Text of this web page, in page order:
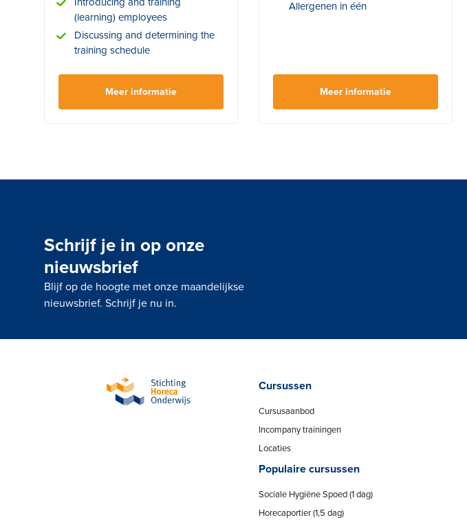
(learning) employees
Discussing and determining the
training schedule
Meer informatie
Allergenen in één
Meer informatie
Schrijf je in op onze
nieuwsbrief
Blijf op de hoogte met onze maandelijkse
nieuwsbrief. Schrijf je nu in.
Cursussen
Cursusaanbod
Incompany trainingen
Locaties
Populaire cursussen
Sociale Hygiëne Spoed (1 dag)
Horecaportier (1,5 dag)